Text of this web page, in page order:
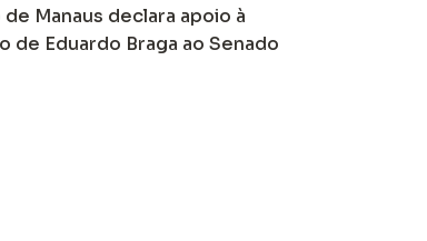
Manaus declara apoio à
de Eduardo Braga ao Senado